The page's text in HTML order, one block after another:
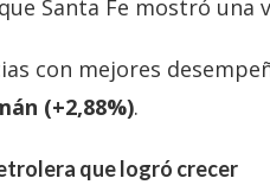
Santa Fe mostró
con mejores
(+2,88%).
que logró crecer